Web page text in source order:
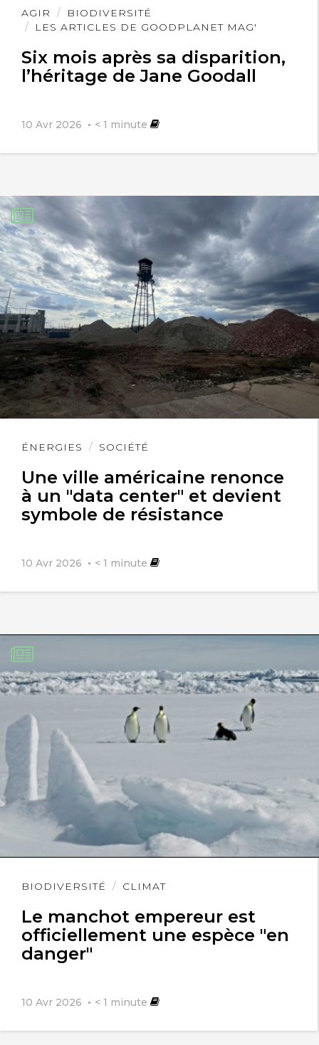
AGIR
BIODIVERSITÉ
LES ARTICLES DE GOODPLANET MAG'
Six mois après sa disparition,
l’héritage de Jane Goodall
10 Avr 2026 < 1 minute
Lire
l'article
ÉNERGIES SOCIÉTÉ
Une ville américaine renonce
à un "data center" et devient
symbole de résistance
10 Avr 2026 < 1 minute
Lire
BIODIVERSITÉ CLIMAT
Le manchot empereur est
officiellement une espèce "en
danger"
10 Avr 2026 < 1 minute
Lire